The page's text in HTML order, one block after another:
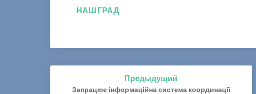
НАШ ГРАД
НавигацияПредыдущий
Запрацює інформаційна система координації